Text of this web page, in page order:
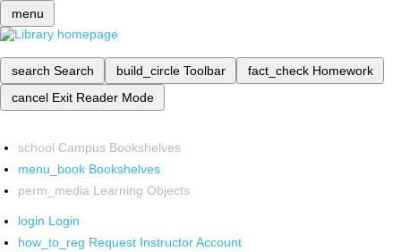
menu
search Search build_circle Toolbar fact_check Homework
cancel Exit Reader Mode
school Campus Bookshelves
menu_book Bookshelves
perm_media Learning Objects
login Login
how_to_reg Request Instructor Account